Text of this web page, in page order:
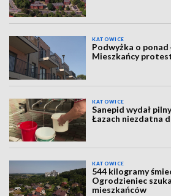
KATOWICE
Podwyżka o
Mieszkańcy
KATOWICE
Sanepid wydał
Łazach niezdatna
KATOWICE
544 kilogramy
Ogrodzieniec
mieszkańców